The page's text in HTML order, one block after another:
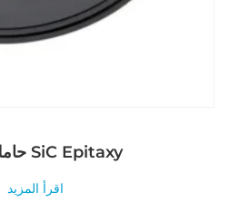
حاملة الويفر SiC Epitaxy
اقرأ المزيد